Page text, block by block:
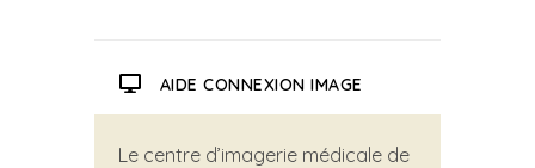
AIDE CONNEXION IMAGE
Le centre d’imagerie médicale de